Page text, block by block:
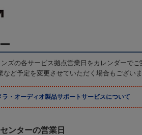
ズの各サービス拠点営業日をカレンダーで
など予定を変更させていただく場合もござい
・オーディオ製品サポートサービスについて
ンターの営業日